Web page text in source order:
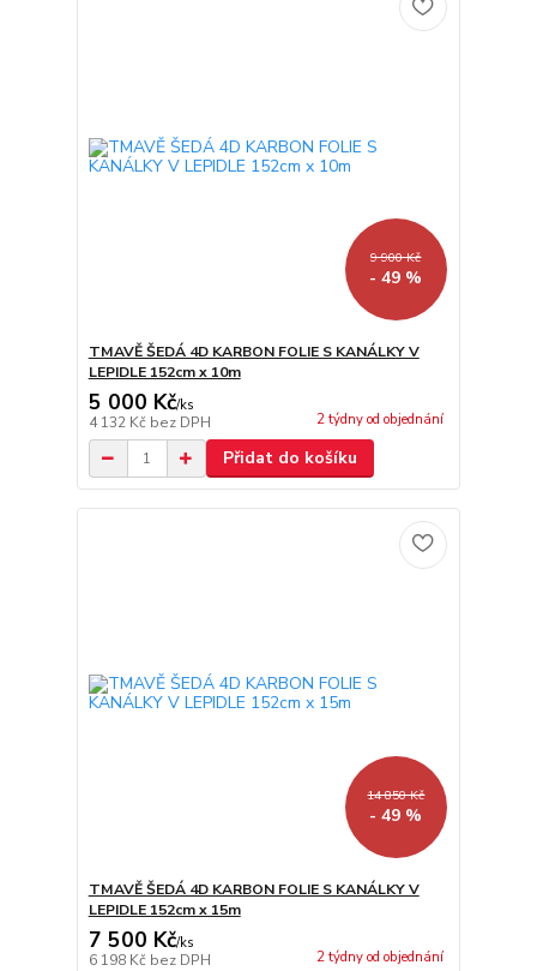
9 900 Kč
- 49 %
TMAVĚ ŠEDÁ 4D KARBON FOLIE S KANÁLKY V
LEPIDLE 152cm x 10m
5 000 Kč/ks
4 132 Kč bez DPH 2 týdny od objednání
Přidat do košíku
14 850 Kč
- 49 %
TMAVĚ ŠEDÁ 4D KARBON FOLIE S KANÁLKY V
LEPIDLE 152cm x 15m
7 500 Kč/ks
6 198 Kč bez DPH 2 týdny od objednání